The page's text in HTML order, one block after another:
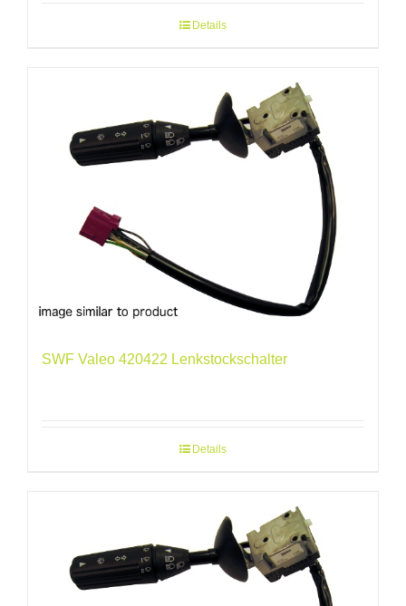
Details
SWF Valeo 420422 Lenkstockschalter
Details